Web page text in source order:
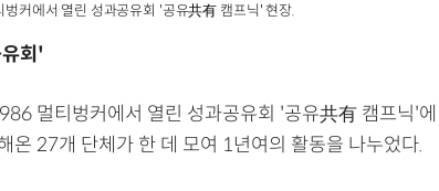
커에서 열린 성과공유회 '공유共有 캠프닉' 현장.
회'
멀티벙커에서 열린 성과공유회 '공유共有 캠프닉'에
온 27개 단체가 한 데 모여 1년여의 활동을 나누었다.